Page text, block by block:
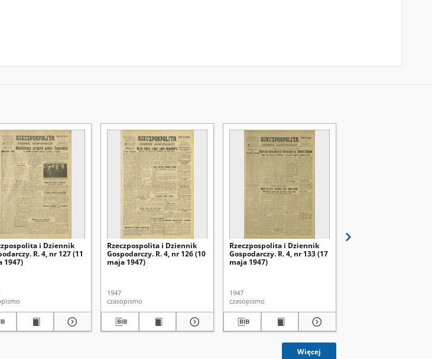
i Dziennik
R. 4, nr 127 (11
1947)
Rzeczpospolita i Dziennik
Gospodarczy. R. 4, nr 126 (10
maja 1947)
1947
czasopismo
Rzeczpospolita i Dziennik
Gospodarczy. R. 4, nr 133 (17
maja 1947)
1947
czasopismo
Więcej